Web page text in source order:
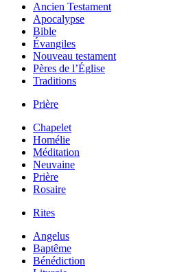
Ancien Testament
Apocalypse
Bible
Évangiles
Nouveau testament
Pères de l’Église
Traditions
Prière
Chapelet
Homélie
Méditation
Neuvaine
Prière
Rosaire
Rites
Angelus
Baptême
Bénédiction